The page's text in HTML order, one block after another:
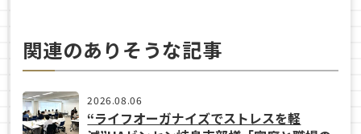
関連のありそうな記事
2026.08.06
“ライフオーガナイズでストレスを軽